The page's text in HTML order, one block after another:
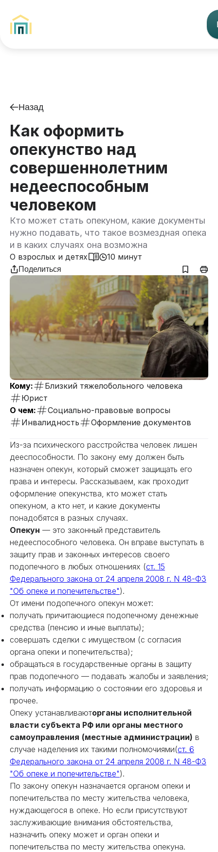
Назад
Как оформить
опекунство над
совершеннолетним
недееспособным
человеком
Кто может стать опекуном, какие документы
нужно подавать, что такое возмездная опека
и в каких случаях она возможна
О взрослых и детях 10 минут
Поделиться
Кому:
Близкий тяжелобольного человека
Юрист
О чем:
Социально-правовые вопросы
Инвалидность
Оформление документов
Из-за психического расстройства человек лишен
дееспособности. По закону ему должен быть
назначен опекун, который сможет защищать его
права и интересы. Рассказываем, как проходит
оформление опекунства, кто может стать
опекуном, а кто нет, и какие документы
понадобятся в разных случаях.
Опекун — это законный представитель
недееспособного человека. Он вправе выступать в
защиту прав и законных интересов своего
подопечного в любых отношениях (ст. 15
Федерального закона от 24 апреля 2008 г. N 48-ФЗ
"Об опеке и попечительстве").
От имени подопечного опекун может:
получать причитающиеся подопечному денежные
средства (пенсию и иные выплаты);
совершать сделки с имуществом (с согласия
органа опеки и попечительства);
обращаться в государственные органы в защиту
прав подопечного — подавать жалобы и заявления;
получать информацию о состоянии его здоровья и
прочее.
Опеку устанавливаюторганы исполнительной
власти субъекта РФ или органы местного
самоуправления (местные администрации) в
случае наделения их такими полномочиями(ст. 6
Федерального закона от 24 апреля 2008 г. N 48-ФЗ
"Об опеке и попечительстве").
По закону опекун назначается органом опеки и
попечительства по месту жительства человека,
нуждающегося в опеке. Но если присутствуют
заслуживающие внимания обстоятельства,
назначить опеку может и орган опеки и
попечительства по месту жительства опекуна.